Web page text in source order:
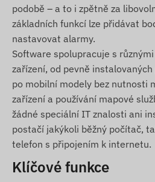
Spolupráce s více
GLONASS, GALILEO,
Komunikace mezi
prostřednictvím sítí GSM
karty
Nastavení provozu, dotaz
prostřednictvím softwaru
Libovolný interval měření
sekund)
Zapnutí při připojení k
podobě – a to i zpětně za
základních funkcí lze přidávat
nastavovat alarmy.
Software spolupracuje s
zařízení, od pevně
po mobilní modely bez nutnosti
zařízení a používání mapové
žádné speciální IT znalosti ani
postačí jakýkoli běžný počítač,
telefon s připojením k internetu.
Klíčové funkce